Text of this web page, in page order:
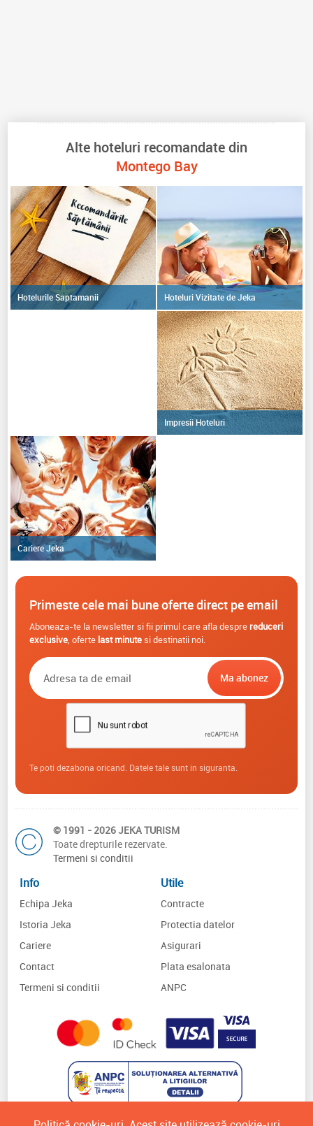
Alte hoteluri recomandate din
Montego Bay
Hotelurile Saptamanii Hoteluri Vizitate de Jeka
Impresii Hoteluri
Cariere Jeka
Primeste cele mai bune oferte direct pe email
Aboneaza-te la newsletter si fii primul care afla despre reduceri
exclusive, oferte last minutesi destinatii noi.
Te poti dezabona oricand. Datele tale sunt in siguranta.
© 1991 - 2026 JEKA TURISM
Toate drepturile rezervate.
Termeni si conditii
Info
Echipa Jeka
Istoria Jeka
Cariere
Contact
Termeni si conditii
Utile
Contracte
Protectia datelor
Asigurari
Plata esalonata
ANPC